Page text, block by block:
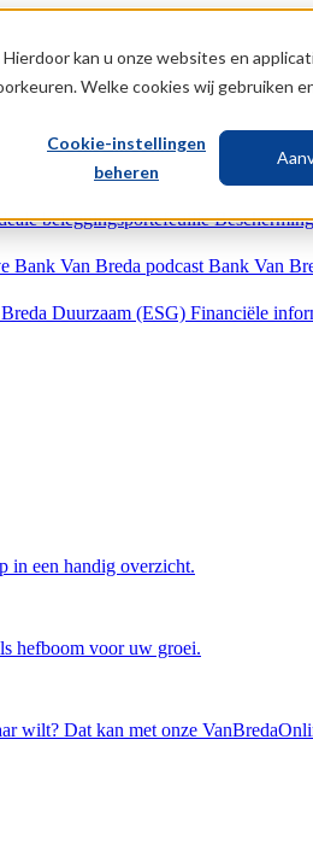
kan u onze websites en
Welke cookies wij gebruiken
Cookie-instellingen
beheren
beleggingsportefeuille
Bank Van Breda podcast Bank Van
Duurzaam (ESG) Financiële
in een handig overzicht.
hefboom voor uw groei.
wilt? Dat kan met onze